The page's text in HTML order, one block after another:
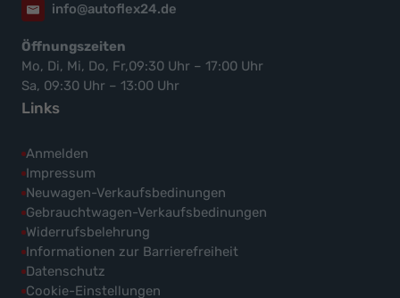
info@autoflex24.de
Öffnungszeiten
Mo, Di, Mi, Do, Fr,09:30 Uhr – 17:00 Uhr
Sa, 09:30 Uhr – 13:00 Uhr
Links
Anmelden
Impressum
Neuwagen-Verkaufsbedinungen
Gebrauchtwagen-Verkaufsbedinungen
Widerrufsbelehrung
Informationen zur Barrierefreiheit
Datenschutz
Cookie-Einstellungen